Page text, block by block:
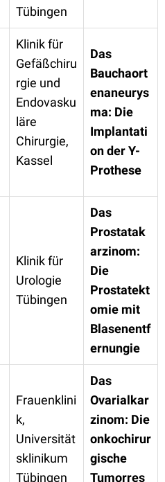
Tübingen
Klinik für
Gefäßchiru
rgie und
Endovasku
läre
Chirurgie,
Kassel
Das
Bauchaort
enaneurys
ma: Die
Implantati
on der Y-
Prothese
Klinik für
Urologie
Tübingen
Das
Prostatak
arzinom:
Die
Prostatekt
omie mit
Blasenentf
ernungie
Frauenklini
k,
Universität
sklinikum
Tübingen
Das
Ovarialkar
zinom: Die
onkochirur
gische
Tumorres